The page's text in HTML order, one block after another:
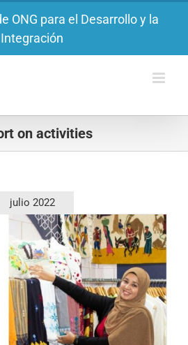
ONG para el Desarrollo y la
Integración
on activities
julio 2022